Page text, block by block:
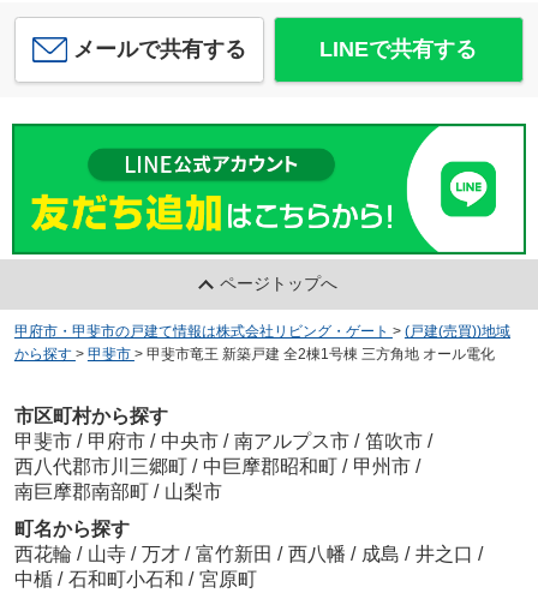
メールで共有する LINEで共有する
ページトップへ
甲府市・甲斐市の戸建て情報は株式会社リビング・ゲート > (戸建(売買))地域
から探す > 甲斐市 > 甲斐市竜王 新築戸建 全2棟1号棟 三方角地 オール電化
市区町村から探す
甲斐市 / 甲府市 / 中央市 / 南アルプス市 / 笛吹市 /
西八代郡市川三郷町 / 中巨摩郡昭和町 / 甲州市 /
南巨摩郡南部町 / 山梨市
町名から探す
西花輪 / 山寺 / 万才 / 富竹新田 / 西八幡 / 成島 / 井之口 /
中楯 / 石和町小石和 / 宮原町